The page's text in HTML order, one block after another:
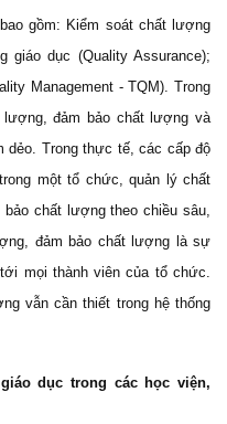
gồm: Kiểm soát chất lượng
giáo dục (Quality Assurance);
Management - TQM). Trong
đảm bảo chất lượng và
dẻo. Trong thực tế, các cấp độ
một tổ chức, quản lý chất
chất lượng theo chiều sâu,
đảm bảo chất lượng là sự
mọi thành viên của tổ chức.
vẫn cần thiết trong hệ thống
dục trong các học viện,